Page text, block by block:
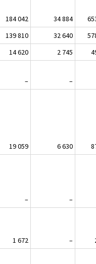
184 042 34 884
139 810 32 640
14 620 2 745
–
–
19 059 6 630
–
–
1 672 –